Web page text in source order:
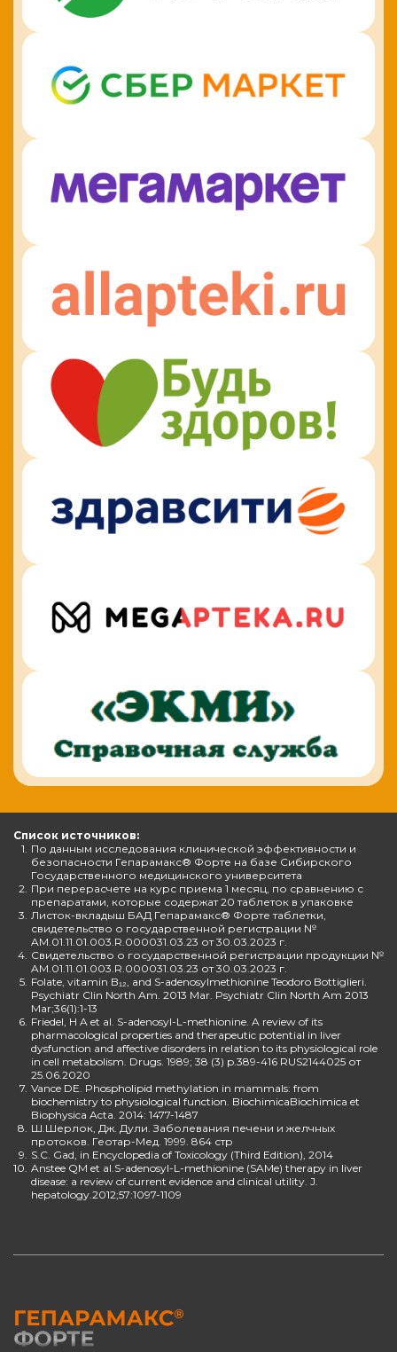
Список источников:
1. По данным исследования клинической эффективности и
безопасности Гепарамакс® Форте на базе Сибирского
Государственного медицинского университета
2. При перерасчете на курс приема 1 месяц, по сравнению с
препаратами, которые содержат 20 таблеток в упаковке
3. Листок-вкладыш БАД Гепарамакс® Форте таблетки,
свидетельство о государственной регистрации №
AM.01.11.01.003.R.000031.03.23 от 30.03.2023 г.
4. Свидетельство о государственной регистрации продукции №
AM.01.11.01.003.R.000031.03.23 от 30.03.2023 г.
5. Folate, vitamin B₁₂, and S-adenosylmethionine Teodoro Bottiglieri.
Psychiatr Clin North Am. 2013 Mar. Psychiatr Clin North Am 2013
Mar;36(1):1-13
6. Friedel, H A et al. S-adenosyl-L-methionine. A review of its
pharmacological properties and therapeutic potential in liver
dysfunction and affective disorders in relation to its physiological role
in cell metabolism. Drugs. 1989; 38 (3) p.389-416 RUS2144025 от
25.06.2020
7. Vance DE. Phospholipid methylation in mammals: from
biochemistry to physiological function. BiochimicaBiochimica et
Biophysica Acta. 2014: 1477-1487
8. Ш.Шерлок, Дж. Дули. Заболевания печени и желчных
протоков. Геотар-Мед. 1999. 864 стр
9. S.C. Gad, in Encyclopedia of Toxicology (Third Edition), 2014
10. Anstee QM et al.S-adenosyl-L-methionine (SAMe) therapy in liver
disease: a review of current evidence and clinical utility. J.
hepatology.2012;57:1097-1109